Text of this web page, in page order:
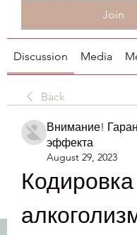
Join
Discussion Media
Back
Внимание!
эффекта
August 29, 2023
Кодировка